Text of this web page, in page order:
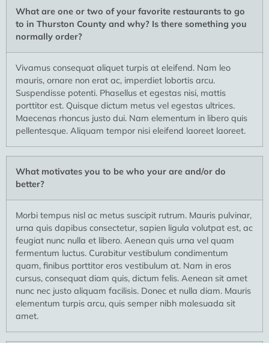
What are one or two of your favorite restaurants to go
to in Thurston County and why? Is there something you
normally order?
Vivamus consequat aliquet turpis at eleifend. Nam leo
mauris, ornare non erat ac, imperdiet lobortis arcu.
Suspendisse potenti. Phasellus et egestas nisi, mattis
porttitor est. Quisque dictum metus vel egestas ultrices.
Maecenas rhoncus justo dui. Nam elementum in libero quis
pellentesque. Aliquam tempor nisi eleifend laoreet laoreet.
What motivates you to be who your are and/or do
better?
Morbi tempus nisl ac metus suscipit rutrum. Mauris pulvinar,
urna quis dapibus consectetur, sapien ligula volutpat est, ac
feugiat nunc nulla et libero. Aenean quis urna vel quam
fermentum luctus. Curabitur vestibulum condimentum
quam, finibus porttitor eros vestibulum at. Nam in eros
cursus, consequat diam quis, dictum felis. Aenean sit amet
nunc nec justo aliquam facilisis. Donec et nulla diam. Mauris
elementum turpis arcu, quis semper nibh malesuada sit
amet.